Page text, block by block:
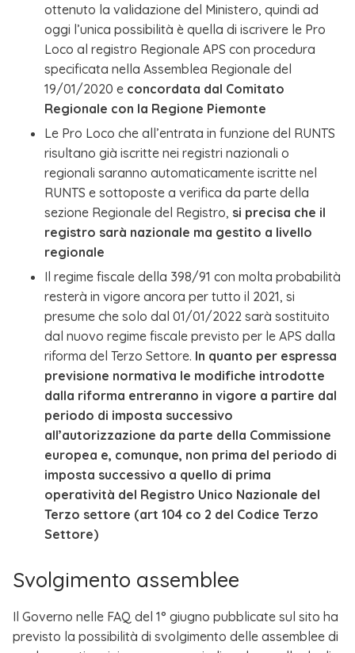
ottenuto la validazione del Ministero, quindi ad
oggi l’unica possibilità è quella di iscrivere le Pro
Loco al registro Regionale APS con procedura
specificata nella Assemblea Regionale del
19/01/2020 e concordata dal Comitato
Regionale con la Regione Piemonte
Le Pro Loco che all’entrata in funzione del RUNTS
risultano già iscritte nei registri nazionali o
regionali saranno automaticamente iscritte nel
RUNTS e sottoposte a verifica da parte della
sezione Regionale del Registro, si precisa che il
registro sarà nazionale ma gestito a livello
regionale
Il regime fiscale della 398/91 con molta probabilità
resterà in vigore ancora per tutto il 2021, si
presume che solo dal 01/01/2022 sarà sostituito
dal nuovo regime fiscale previsto per le APS dalla
riforma del Terzo Settore. In quanto per espressa
previsione normativa le modifiche introdotte
dalla riforma entreranno in vigore a partire dal
periodo di imposta successivo
all’autorizzazione da parte della Commissione
europea e, comunque, non prima del periodo di
imposta successivo a quello di prima
operatività del Registro Unico Nazionale del
Terzo settore (art 104 co 2 del Codice Terzo
Settore)
Svolgimento assemblee
Il Governo nelle FAQ del 1° giugno pubblicate sul sito ha
previsto la possibilità di svolgimento delle assemblee di